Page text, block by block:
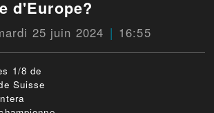
d'Europe?
25 juin 2024 16:55
1/8 de
Suisse